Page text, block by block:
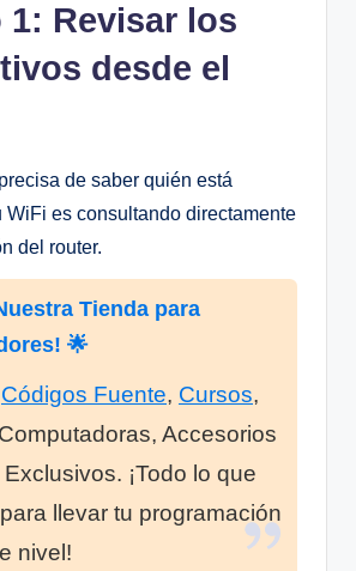
1: Revisar los
desde el
de saber quién está
WiFi es consultando directamente
del router.
Tienda para
🌟
Códigos Fuente, Cursos,
Accesorios
¡Todo lo que
llevar tu programación
nivel!